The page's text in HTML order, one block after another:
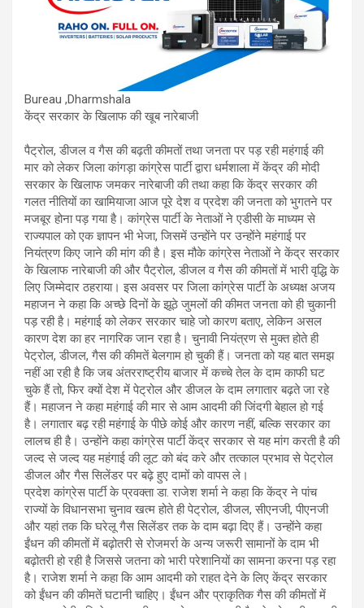
Bureau ,Dharmshala
केंद्र सरकार के खिलाफ की खूब नारेबाजी
पैट्रोल, डीजल व गैस की बढ़ती कीमतों तथा जनता पर पड़ रही महंगाई की
मार को लेकर जिला कांगड़ा कांग्रेस पार्टी द्वारा धर्मशाला में केंद्र की मोदी
सरकार के खिलाफ जमकर नारेबाजी की तथा कहा कि केंद्र सरकार की
गलत नीतियों का खामियाजा आज पूरे देश व प्रदेश की जनता को भुगतने पर
मजबूर होना पड़ गया है। कांग्रेस पार्टी के नेताओं ने एडीसी के माध्यम से
राज्यपाल को एक ज्ञापन भी भेजा, जिसमें उन्होंने पर उन्होंने महंगाई पर
नियंत्रण किए जाने की मांग की है। इस मौके कांग्रेस नेताओं ने केंद्र सरकार
के खिलाफ नारेबाजी की और पैट्रोल, डीजल व गैस की कीमतों में भारी वृद्धि के
लिए जिम्मेदार ठहराया। इस अवसर पर जिला कांग्रेस पार्टी के अध्यक्ष अजय
महाजन ने कहा कि अच्छे दिनों के झूठे जुमलों की कीमत जनता को ही चुकानी
पड़ रही है। महंगाई को लेकर सरकार चाहे जो कारण बताए, लेकिन असल
कारण देश का हर नागरिक जान रहा है। चुनावी नियंत्रण से मुक्त होते ही
पेट्रोल, डीजल, गैस की कीमतें बेलगाम हो चुकी हैं। जनता को यह बात समझ
नहीं आ रही है कि जब अंतरराष्ट्रीय बाजार में कच्चे तेल के दाम काफी घट
चुके हैं तो, फिर क्यों देश में पेट्रोल और डीजल के दाम लगातार बढ़ते जा रहे
हैं। महाजन ने कहा महंगाई की मार से आम आदमी की जिंदगी बेहाल हो गई
है। लगातार बढ़ रही महंगाई के पीछे कोई और कारण नहीं, बल्कि सरकार का
लालच ही है। उन्होंने कहा कांग्रेस पार्टी केंद्र सरकार से यह मांग करती है की
जल्द से जल्द यह महंगाई की लूट को बंद करे और तत्काल प्रभाव से पेट्रोल
डीजल और गैस सिलेंडर पर बढ़े हुए दामों को वापस ले।
प्रदेश कांग्रेस पार्टी के प्रवक्ता डा. राजेश शर्मा ने कहा कि केंद्र ने पांच
राज्यों के विधानसभा चुनाव खत्म होते ही पेट्रोल, डीजल, सीएनजी, पीएनजी
और यहां तक कि घरेलू गैस सिलेंडर तक के दाम बढ़ा दिए हैं। उन्होंने कहा
ईंधन की कीमतों में बढ़ोतरी से रोजमर्रा के अन्य जरूरी सामानों के दाम भी
बढ़ोतरी हो रही है जिससे जतना को भारी परेशानियों का सामना करना पड़ रहा
है। राजेश शर्मा ने कहा कि आम आदमी को राहत देने के लिए केंद्र सरकार
को ईंधन की कीमतें घटानी चाहिए। ईंधन और प्राकृतिक गैस की कीमतों में